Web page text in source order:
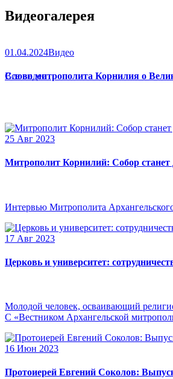
Видеогалерея
01.04.2024Видео
Слово митрополита Корнилия о
Все видео
25 Авг 2023
Митрополит Корнилий: Собор
Интервью Митрополита
17 Авг 2023
Церковь и университет:
Молодой человек, осваивающий
С «Вестником Архангельской
16 Июн 2023
Протоиерей Евгений Соколов: